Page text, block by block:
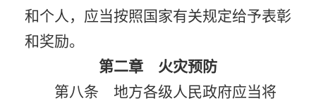
和个人，应当按照国家有关规定给予表彰
和奖励。
第二章 火灾预防
第八条 地方各级人民政府应当将